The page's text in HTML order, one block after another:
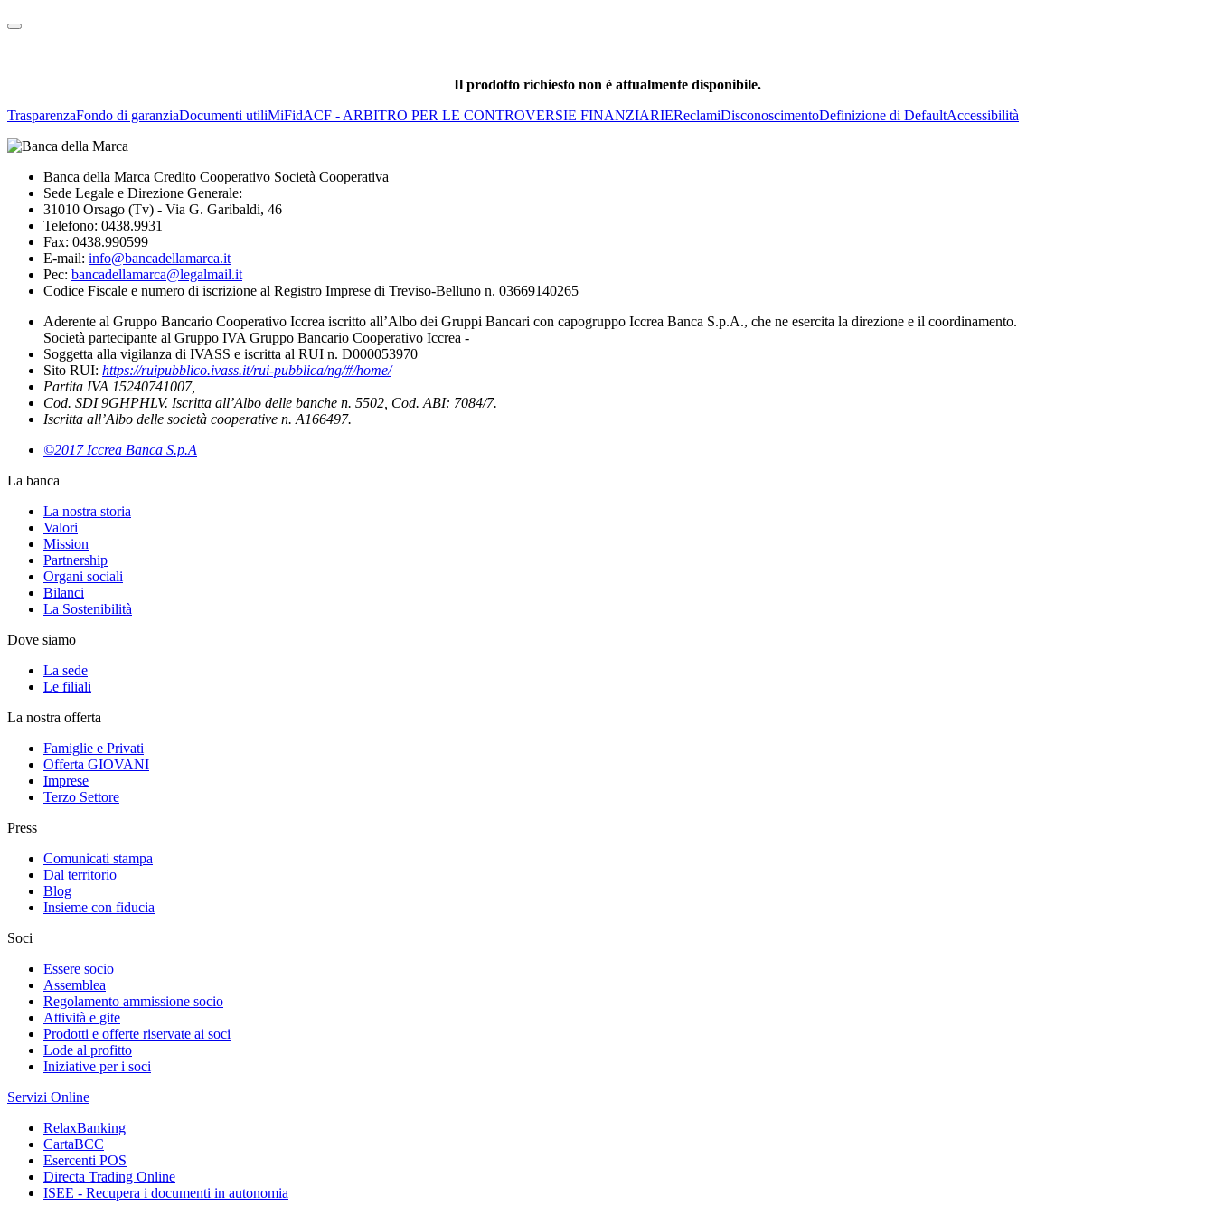
Il prodotto richiesto non è attualmente disponibile.
TrasparenzaFondo di garanziaDocumenti utiliMiFidACF - ARBITRO PER LE CONTROVERSIE FINANZIARIEReclamiDisconoscimentoDefinizione di DefaultAccessibilità
Banca della Marca Credito Cooperativo Società Cooperativa
Sede Legale e Direzione Generale:
31010 Orsago (Tv) - Via G. Garibaldi, 46
Telefono: 0438.9931
Fax: 0438.990599
E-mail: info@bancadellamarca.it
Pec: bancadellamarca@legalmail.it
Codice Fiscale e numero di iscrizione al Registro Imprese di Treviso-Belluno n. 03669140265
Aderente al Gruppo Bancario Cooperativo Iccrea iscritto all’Albo dei Gruppi Bancari con capogruppo Iccrea Banca S.p.A., che ne esercita la direzione e il coordinamento.
Società partecipante al Gruppo IVA Gruppo Bancario Cooperativo Iccrea -
Soggetta alla vigilanza di IVASS e iscritta al RUI n. D000053970
Sito RUI: https://ruipubblico.ivass.it/rui-pubblica/ng/#/home/
Partita IVA 15240741007,
Cod. SDI 9GHPHLV. Iscritta all’Albo delle banche n. 5502, Cod. ABI: 7084/7.
Iscritta all’Albo delle società cooperative n. A166497.
©2017 Iccrea Banca S.p.A
La banca
La nostra storia
Valori
Mission
Partnership
Organi sociali
Bilanci
La Sostenibilità
Dove siamo
La sede
Le filiali
La nostra offerta
Famiglie e Privati
Offerta GIOVANI
Imprese
Terzo Settore
Press
Comunicati stampa
Dal territorio
Blog
Insieme con fiducia
Soci
Essere socio
Assemblea
Regolamento ammissione socio
Attività e gite
Prodotti e offerte riservate ai soci
Lode al profitto
Iniziative per i soci
Servizi Online
RelaxBanking
CartaBCC
Esercenti POS
Directa Trading Online
ISEE - Recupera i documenti in autonomia